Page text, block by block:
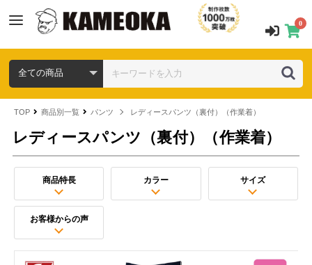
0
TOP 商品別一覧 パンツ レディースパンツ（裏付）（作業着）
レディースパンツ（裏付）（作業着）
商品特長 カラー サイズ
お客様からの声